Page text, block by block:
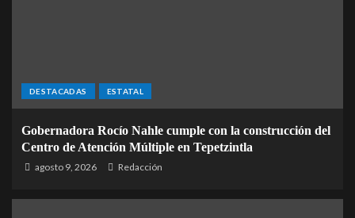
DESTACADAS ESTATAL
Gobernadora Rocío Nahle cumple con la construcción del
Centro de Atención Múltiple en Tepetzintla
agosto 9, 2026 Redacción